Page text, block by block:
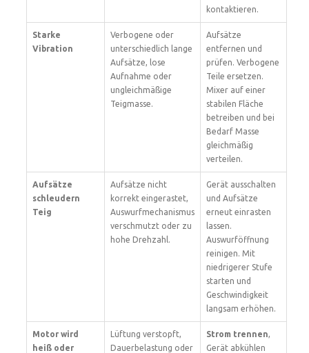
kontaktieren.
Starke
Vibration
Verbogene oder
unterschiedlich lange
Aufsätze, lose
Aufnahme oder
ungleichmäßige
Teigmasse.
Aufsätze
entfernen und
prüfen. Verbogene
Teile ersetzen.
Mixer auf einer
stabilen Fläche
betreiben und bei
Bedarf Masse
gleichmäßig
verteilen.
Aufsätze
schleudern
Teig
Aufsätze nicht
korrekt eingerastet,
Auswurfmechanismus
verschmutzt oder zu
hohe Drehzahl.
Gerät ausschalten
und Aufsätze
erneut einrasten
lassen.
Auswurföffnung
reinigen. Mit
niedrigerer Stufe
starten und
Geschwindigkeit
langsam erhöhen.
Motor wird
heiß oder
Lüftung verstopft,
Dauerbelastung oder
Strom trennen,
Gerät abkühlen